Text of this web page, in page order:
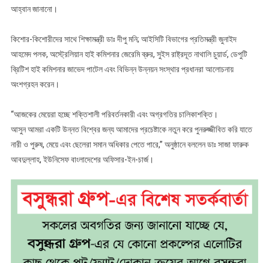
আহ্বান জানানো।
কিশোর-কিশোরীদের সাথে শিক্ষামন্ত্রী ডাঃ দীপু মনি; আইসিটি বিভাগের প্রতিমন্ত্রী জুনাইদ
আহমেদ পলক, অস্ট্রেলিয়ান হাই কমিশনার জেরেমি ব্রুর, সুইস রাষ্ট্রদূত নাথালি চুয়ার্ড, ডেপুটি
ব্রিটিশ হাই কমিশনার জাভেদ পাটেল এবং বিভিন্ন উন্নয়ন সংস্থার প্রধানরা আলোচনায়
অংশগ্রহন করেন।
“আজকের মেয়েরা হচ্ছে শক্তিশালী পরিবর্তনকারী এবং অগ্রগতির চালিকাশক্তি।
আসুন আমরা একটি উন্নত বিশ্বের জন্য আমাদের প্রচেষ্টাকে নতুন করে পুনরুজ্জীবিত করি যাতে
নারী ও পুরুষ, মেয়ে এবং ছেলেরা সমান অধিকার পেতে পারে,” অনুষ্ঠানে বললেন ডাঃ সাজা ফারুক
আবদুল্লাহ, ইউনিসেফ বাংলাদেশের অফিসার-ইন-চার্জ।